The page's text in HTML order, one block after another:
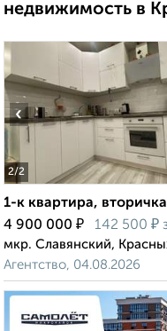
недвижимость в
2/2
‹
1-к квартира,
4 900 000 ₽ 142 500 ₽
мкр. Славянский,
Агентство, 04.08.2026